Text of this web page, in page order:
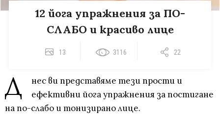
12 йога упражнения за ПО-
СЛАБО и красиво лице
13 3116 22
Д
нес ви представяме тези прости и
ефективни йога упражнения за постигане
на по-слабо и тонизирано лице.